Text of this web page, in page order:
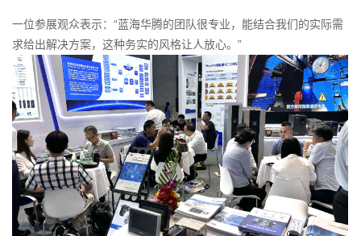
一位参展观众表示：“蓝海华腾的团队很专业，能结合我们的实际需
求给出解决方案，这种务实的风格让人放心。”